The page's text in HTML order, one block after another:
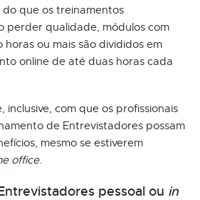
que os treinamentos
perder qualidade, módulos com
ou mais são divididos em
online de até duas horas cada
com que os profissionais
de Entrevistadores possam
mesmo se estiverem
office.
pessoal ou in